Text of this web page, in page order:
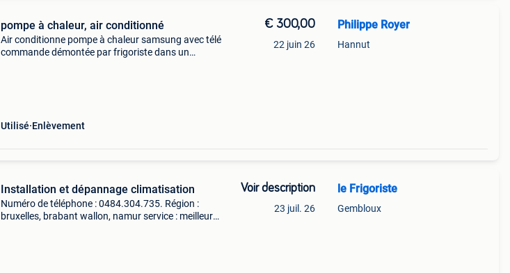
pompe à chaleur, air conditionné
Air conditionne pompe à chaleur samsung avec télé
commande démontée par frigoriste dans un
Utilisé Enlèvement
€ 300,00
22 juin 26
Philippe Royer
Hannut
Installation et dépannage climatisation
Numéro de téléphone : 0484.304.735. Région :
bruxelles, brabant wallon, namur service : meilleure
Voir description
23 juil. 26
le Frigoriste
Gembloux